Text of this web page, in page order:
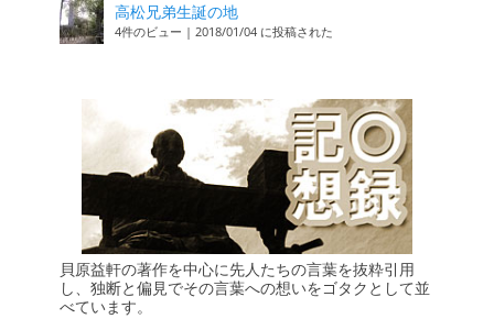
高松兄弟生誕の地
4件のビュー | 2018/01/04 に投稿された
貝原益軒の著作を中心に先人たちの言葉を抜粋引用
し、独断と偏見でその言葉への想いをゴタクとして並
べています。